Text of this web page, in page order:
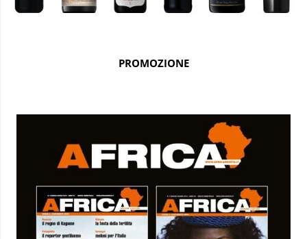
PROMOZIONE